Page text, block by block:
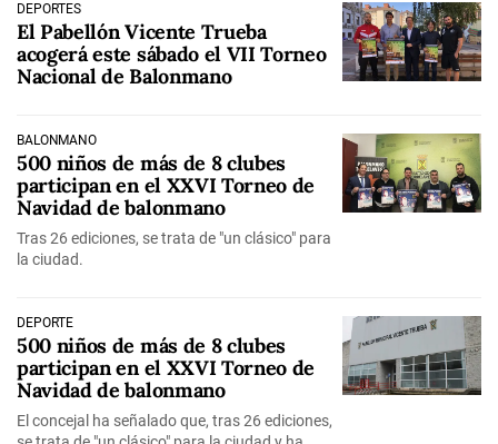
DEPORTES
El Pabellón Vicente Trueba
acogerá este sábado el VII Torneo
Nacional de Balonmano
BALONMANO
500 niños de más de 8 clubes
participan en el XXVI Torneo de
Navidad de balonmano
Tras 26 ediciones, se trata de "un clásico" para
la ciudad.
DEPORTE
500 niños de más de 8 clubes
participan en el XXVI Torneo de
Navidad de balonmano
El concejal ha señalado que, tras 26 ediciones,